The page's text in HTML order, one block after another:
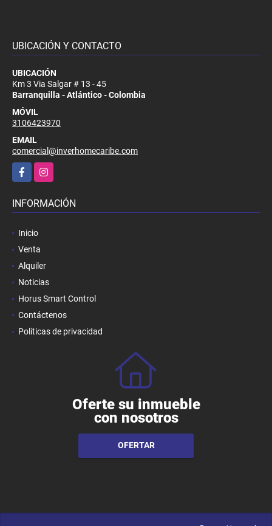
UBICACIÓN Y CONTACTO
UBICACIÓN
Km 3 Via Salgar # 13 - 45
Barranquilla - Atlántico - Colombia
MÓVIL
3106423970
EMAIL
comercial@inverhomecaribe.com
FacebookInstagram
INFORMACIÓN
Inicio
Venta
Alquiler
Noticias
Horus Smart Control
Contáctenos
Políticas de privacidad
Oferte su inmueble
con nosotros
OFERTAR